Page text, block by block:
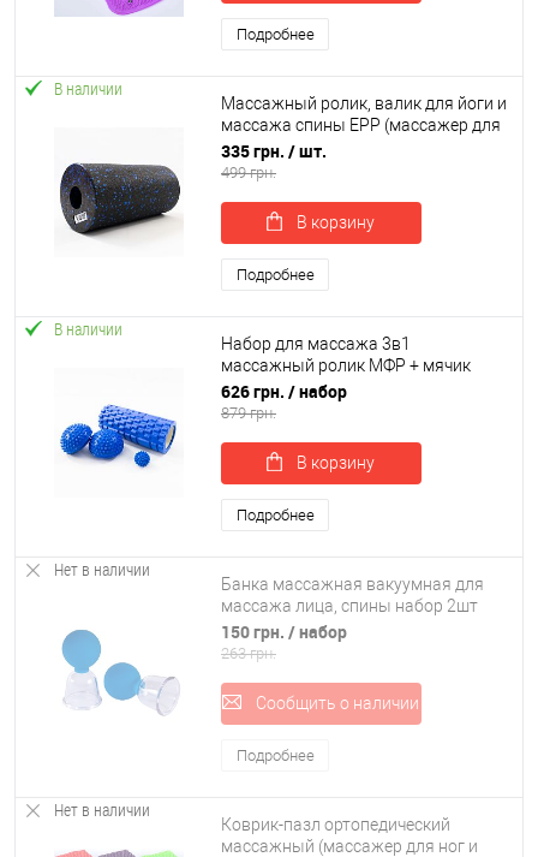
Подробнее
В наличии
Массажный ролик, валик для йоги и
массажа спины EPP (массажер для
спины, шеи, ног) OSPORT 30х15см
(OF-0321)
335 грн. / шт.
499 грн.
В корзину
Подробнее
В наличии
Набор для массажа 3в1
массажный ролик МФР + мячик
массажер для спины ног
+полусфера 2шт OSPORT Set 41 (n-
626 грн. / набор
879 грн.
В корзину
Подробнее
Нет в наличии
Банка массажная вакуумная для
массажа лица, спины набор 2шт
Киевгума (503090)
150 грн. / набор
263 грн.
Сообщить о наличии
Подробнее
Нет в наличии
Коврик-пазл ортопедический
массажный (массажер для ног и